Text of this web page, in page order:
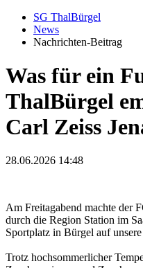
SG ThalBürgel
News
Nachrichten-Beitrag
Was für ein
ThalBürgel
Carl Zeiss
28.06.2026 14:48
Am Freitagabend machte der
durch die Region Station im
Sportplatz in Bürgel auf
Trotz hochsommerlicher